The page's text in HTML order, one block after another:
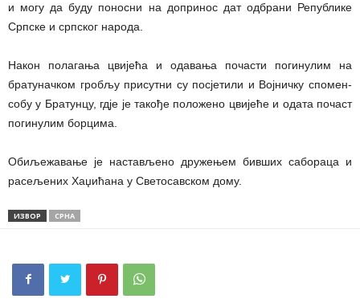
и могу да буду поносни на допринос дат одбрани Републике
Српске и српског народа.
Након полагања цвијећа и одавања почасти погинулим на
братуначком гробљу присутни су посјетили и Војничку спомен-
собу у Братунцу, гдје је такође положено цвијеће и одата почаст
погинулим борцима.
Обиљежавање је настављено дружењем бивших сабораца и
расељених Хаџићана у Светосавском дому.
ИЗВОР СРНА